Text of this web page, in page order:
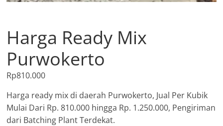
Harga Ready Mix
Purwokerto
Rp810.000
Harga ready mix di daerah Purwokerto, Jual Per Kubik
Mulai Dari Rp. 810.000 hingga Rp. 1.250.000, Pengiriman
dari Batching Plant Terdekat.